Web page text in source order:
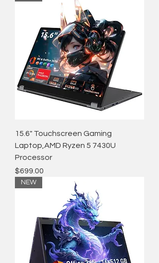
15.6" Touchscreen Gaming
Laptop,AMD Ryzen 5 7430U
Processor
価格
$699.00
NEW